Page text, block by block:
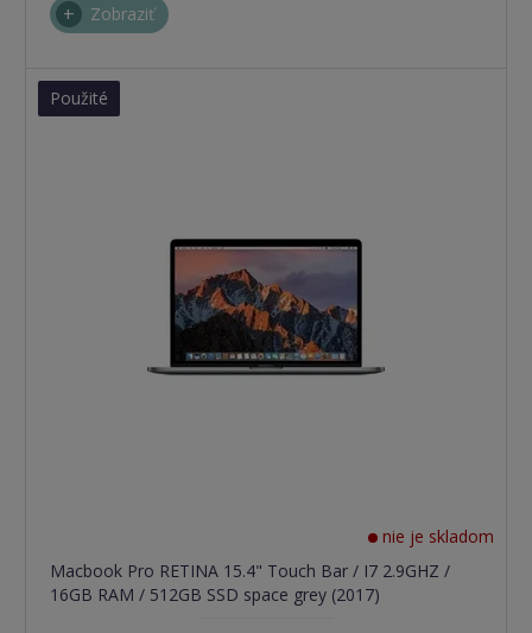
Zobraziť
Použité
nie je skladom
Macbook Pro RETINA 15.4" Touch Bar / I7 2.9GHZ /
16GB RAM / 512GB SSD space grey (2017)